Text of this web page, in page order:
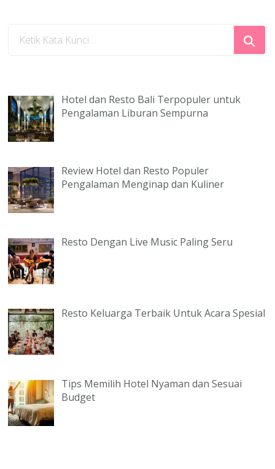
Hotel dan Resto Bali Terpopuler untuk
Pengalaman Liburan Sempurna
Review Hotel dan Resto Populer
Pengalaman Menginap dan Kuliner
Resto Dengan Live Music Paling Seru
Resto Keluarga Terbaik Untuk Acara Spesial
Tips Memilih Hotel Nyaman dan Sesuai
Budget